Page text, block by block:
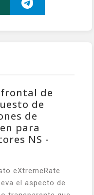
frontal de
de
de
para
NS -
eXtremeRate
el aspecto de